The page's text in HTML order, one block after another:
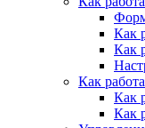
Как
Как
Как
Как
Как